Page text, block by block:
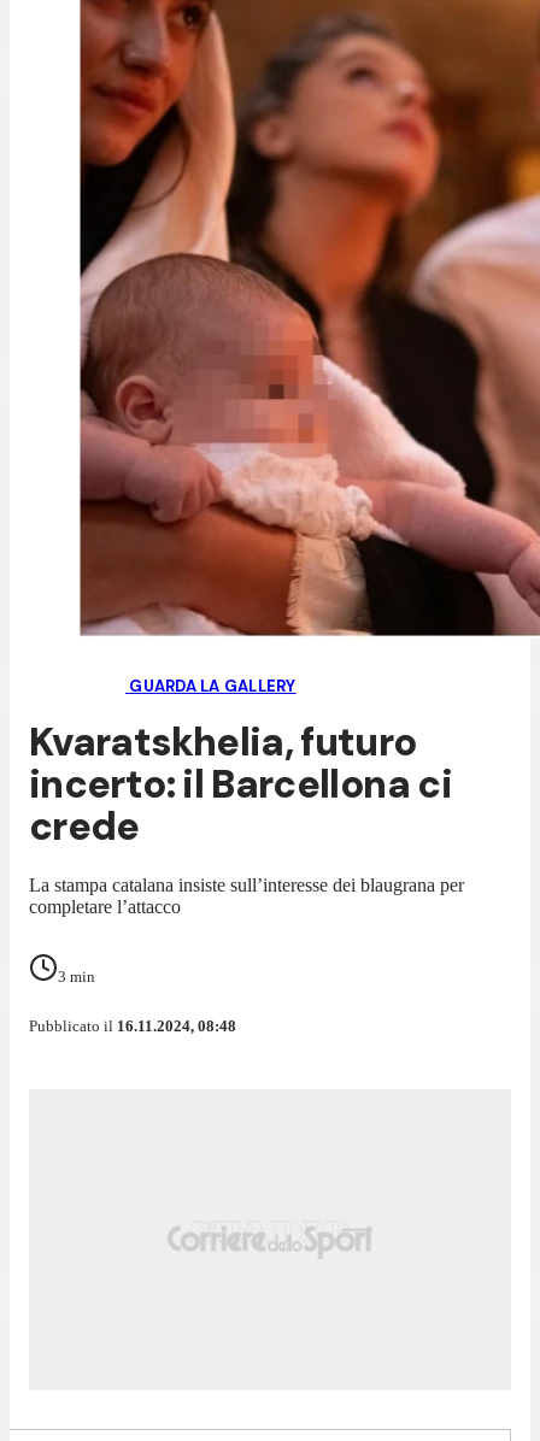
GUARDA LA GALLERY
Kvaratskhelia, futuro
incerto: il Barcellona ci
crede
La stampa catalana insiste sull’interesse dei blaugrana per
completare l’attacco
3 min
Pubblicato il 16.11.2024, 08:48